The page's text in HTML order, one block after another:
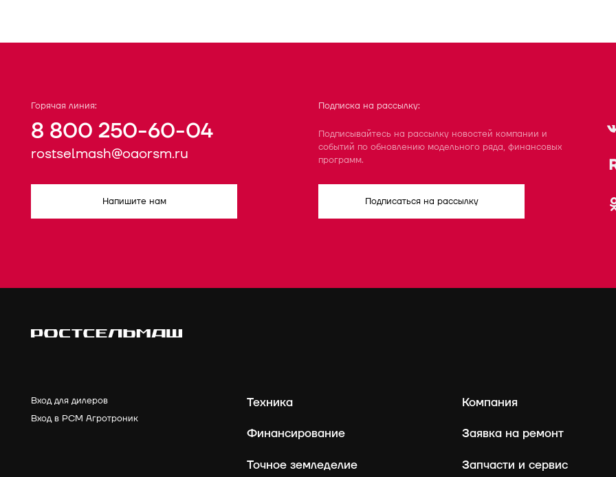
Горячая линия:
8 800 250-60-04
rostselmash@oaorsm.ru
Напишите нам
Подписка на рассылку:
Подписывайтесь на рассылку новостей компании и
событий по обновлению модельного ряда, финансовых
программ.
Подписаться на рассылку
Вход для дилеров
Вход в РСМ Агротроник
Техника
Финансирование
Точное земледелие
Компания
Заявка на ремонт
Запчасти и сервис